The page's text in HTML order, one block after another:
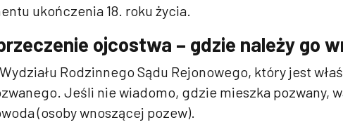
ukończenia 18. roku życia.
ojcostwa – gdzie należy go
Rodzinnego Sądu Rejonowego, który jest
Jeśli nie wiadomo, gdzie mieszka pozwany,
(osoby wnoszącej pozew).